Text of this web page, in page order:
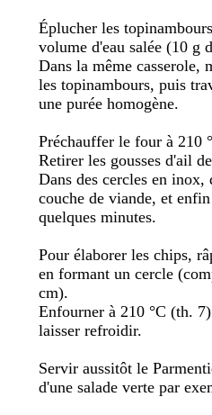
Éplucher les
volume d'eau salée (10 g
Dans la même
les topinambours, puis
une purée homogène.
Préchauffer le four à 210
Retirer les gousses d'ail
Dans des cercles en inox,
couche de viande, et
quelques minutes.
Pour élaborer les chips,
en formant un cercle
cm).
Enfourner à 210 °C (th.
laisser refroidir.
Servir aussitôt le
d'une salade verte par